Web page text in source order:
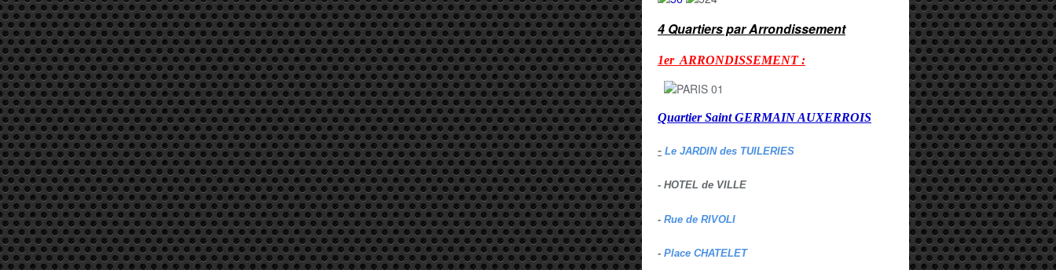
4 Quartiers par Arrondissement
1er ARRONDISSEMENT :
Quartier Saint GERMAIN AUXERROIS
- Le JARDIN des TUILERIES
- HOTEL de VILLE
- Rue de RIVOLI
- Place CHATELET